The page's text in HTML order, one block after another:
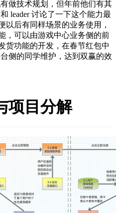
做技术规划，但年前他们有其
leader 讨论了一下这个能力最
以后有同样场景的业务使用，
，可以由游戏中心业务侧的前
货功能的开发，在春节红包中
侧的同学维护，达到双赢的效
项目分解